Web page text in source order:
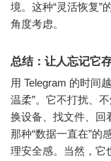
境。这种“灵活恢复”
角度考虑。
总结：让人忘记它
用 Telegram 的时间
温柔”。它不打扰、
换设备、找文件、回
那种“数据一直在”的
理安全感。当然，